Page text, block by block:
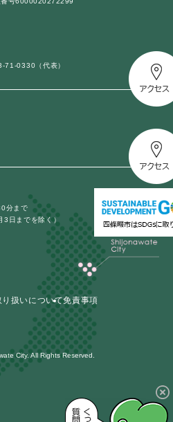
71-0330（代表）
分まで
3日までを除く）
扱いについて免責事項
City. All Rights Reserved.